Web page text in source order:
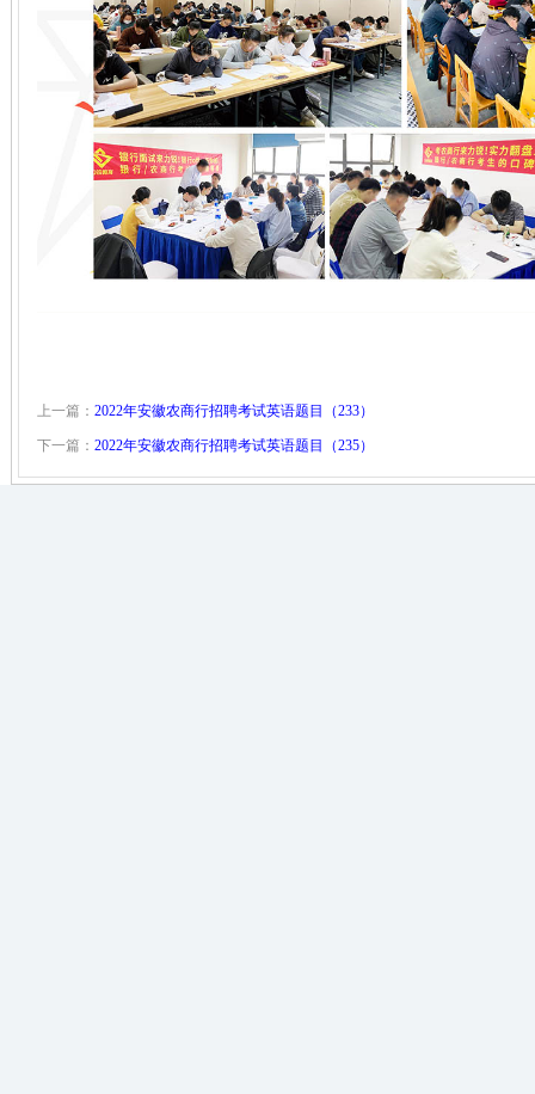
上一篇： 2022年安徽农商行招聘考试英语题目（233）
下一篇： 2022年安徽农商行招聘考试英语题目（235）